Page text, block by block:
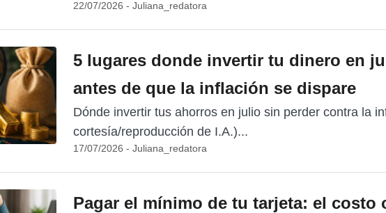
22/07/2026 - Juliana_redatora
5 lugares donde invertir tu dinero en
antes de que la inflación se dispare
Dónde invertir tus ahorros en julio sin perder contra la
cortesía/reproducción de I.A.)...
17/07/2026 - Juliana_redatora
Pagar el mínimo de tu tarjeta: el costo